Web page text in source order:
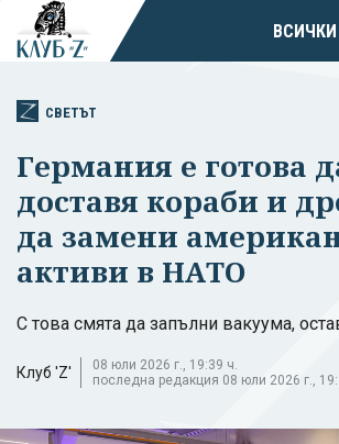
СВЕТЪТ
Германия е готова
доставя кораби и
да замени
активи в НАТО
С това смята да запълни вакуума,
Клуб 'Z'
08 юли 2026 г., 19:39 ч.
последна редакция 08 юли 2026 г.,